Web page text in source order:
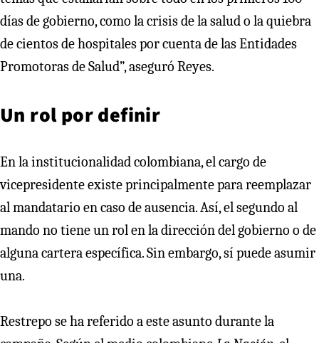
días de gobierno, como la crisis de la salud o la quiebra
de cientos de hospitales por cuenta de las Entidades
Promotoras de Salud”, aseguró Reyes.
Un rol por definir
En la institucionalidad colombiana, el cargo de
vicepresidente existe principalmente para reemplazar
al mandatario en caso de ausencia. Así, el segundo al
mando no tiene un rol en la dirección del gobierno o de
alguna cartera específica. Sin embargo, sí puede asumir
una.
Restrepo se ha referido a este asunto durante la